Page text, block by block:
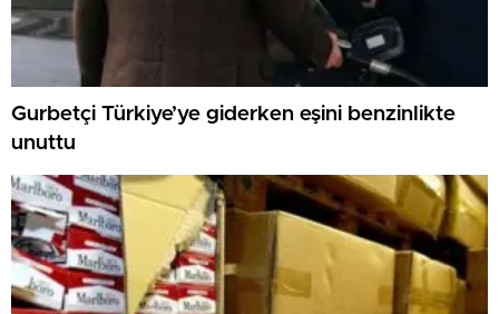
Gurbetçi Türkiye’ye giderken eşini benzinlikte
unuttu